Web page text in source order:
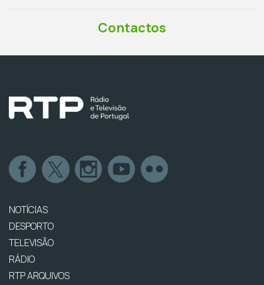
Contactos
NOTÍCIAS
DESPORTO
TELEVISÃO
RÁDIO
RTP ARQUIVOS